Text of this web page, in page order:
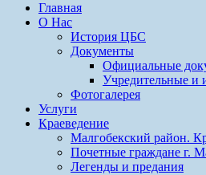
Главная
О Нас
История ЦБС
Документы
Официальные
Учредительные и
Фотогалерея
Услуги
Краеведение
Малгобекский район.
Почетные граждане г.
Легенды и предания